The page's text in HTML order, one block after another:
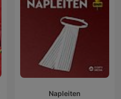
Napleiten